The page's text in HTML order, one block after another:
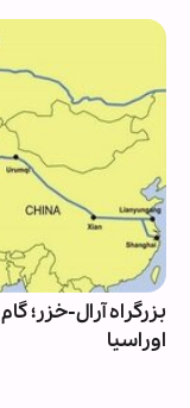
بزرگراه آرال-خزر؛
اوراسیا